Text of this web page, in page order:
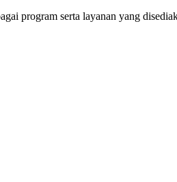
program serta layanan yang